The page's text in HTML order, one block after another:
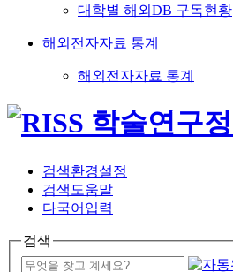
대학별 해외DB 구독현황
해외전자자료 통계
해외전자자료 통계
검색환경설정
검색도움말
다국어입력
검색